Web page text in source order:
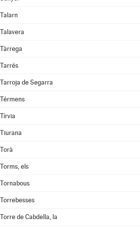
Talarn
Talavera
Tàrrega
Tarrés
Tarroja de Segarra
Térmens
Tírvia
Tiurana
Torà
Torms, els
Tornabous
Torrebesses
Torre de Cabdella, la